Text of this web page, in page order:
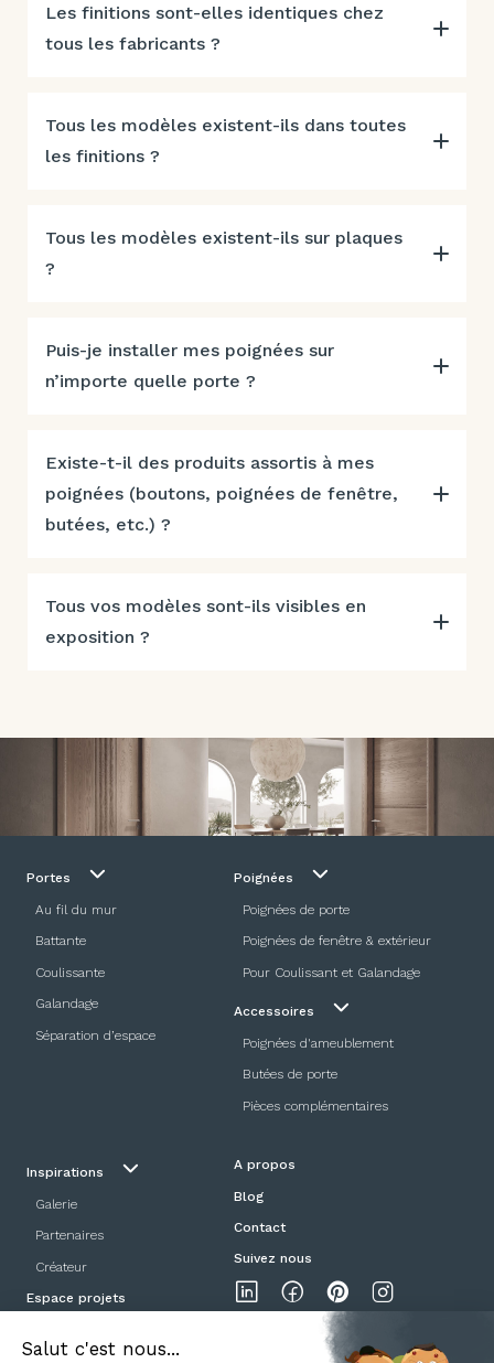
Les finitions sont-elles identiques chez
tous les fabricants ?
Tous les modèles existent-ils dans toutes
les finitions ?
Tous les modèles existent-ils sur plaques
?
Puis-je installer mes poignées sur
n’importe quelle porte ?
Existe-t-il des produits assortis à mes
poignées (boutons, poignées de fenêtre,
butées, etc.) ?
Tous vos modèles sont-ils visibles en
exposition ?
Portes
Au fil du mur
Battante
Coulissante
Galandage
Séparation d’espace
Poignées
Poignées de porte
Poignées de fenêtre & extérieur
Pour Coulissant et Galandage
Accessoires
Poignées d'ameublement
Butées de porte
Pièces complémentaires
Inspirations
Galerie
Partenaires
Créateur
Espace projets
A propos
Blog
Contact
Suivez nous